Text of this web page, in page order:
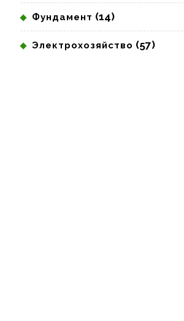
Фундамент (14)
Электрохозяйство (57)